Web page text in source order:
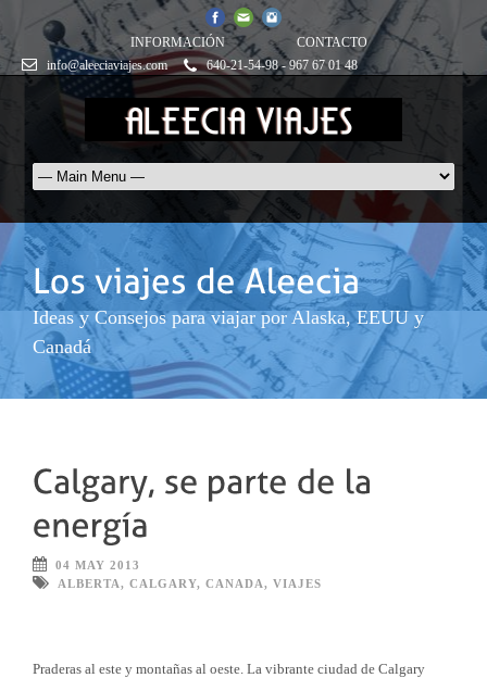
INFORMACIÓN
CONTACTO
info@aleeciaviajes.com
640-21-54-98 - 967 67 01 48
Ideas y Consejos para viajar por Alaska, EEUU y
Canadá
04 MAY 2013
ALBERTA, CALGARY, CANADA, VIAJES
Praderas al este y montañas al oeste. La vibrante ciudad de Calgary